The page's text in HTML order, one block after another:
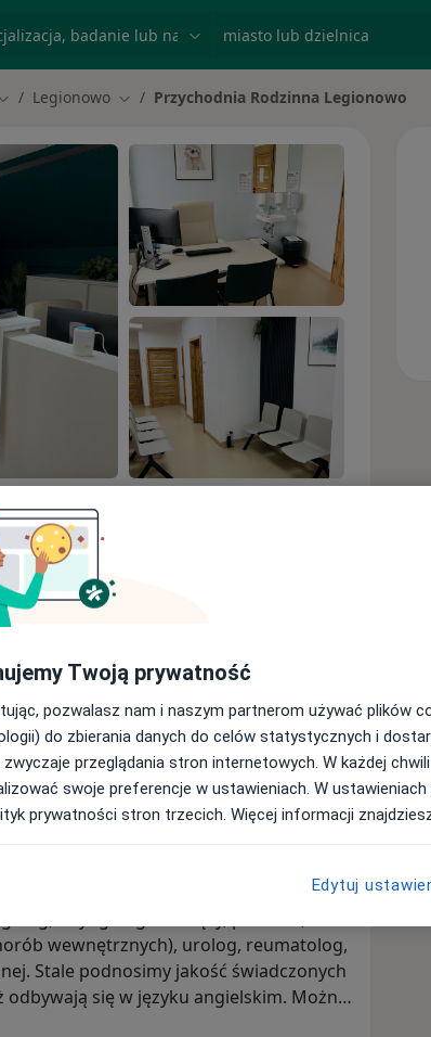
miasto
Legionowo Zmień miasto
Przychodnia Rodzinna Legionowo
Legionowo
Adresy Opinie
w której znajdą Państwo
laryngolog dziecięcy, pediatra,
wewnętrznych), urolog, reumatolog,
Stale podnosimy jakość świadczonych
się w języku angielskim. Można
Dla Państwa wygody
Twoją prywatność
pozwalasz nam i naszym partnerom używać plików
do zbierania danych do celów statystycznych i
zwyczaje przeglądania stron internetowych. W każdej
swoje preferencje w ustawieniach. W
prywatności stron trzecich. Więcej informacji
Edytuj